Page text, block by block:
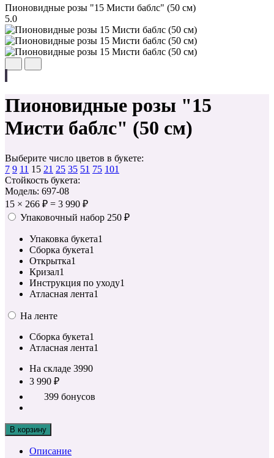
Пионовидные розы "15 Мисти баблс" (50 см)
5.0
Пионовидные розы "15
Мисти баблс" (50 см)
Выберите число цветов в букете:
7 9 11 15 21 25 35 51 75 101
Стойкость букета:
Модель: 697-08
15 × 266 ₽ = 3 990 ₽
Упаковочный набор 250 ₽
Упаковка букета1
Сборка букета1
Открытка1
Кризал1
Инструкция по уходу1
Атласная лента1
На ленте
Сборка букета1
Атласная лента1
На складе 3990
3 990 ₽
399 бонусов
В корзину
Описание